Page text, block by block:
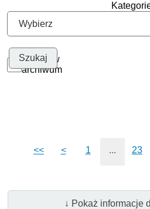
Szukaj w
archiwum
<< < 1 ... 23
↓ Pokaż informacje